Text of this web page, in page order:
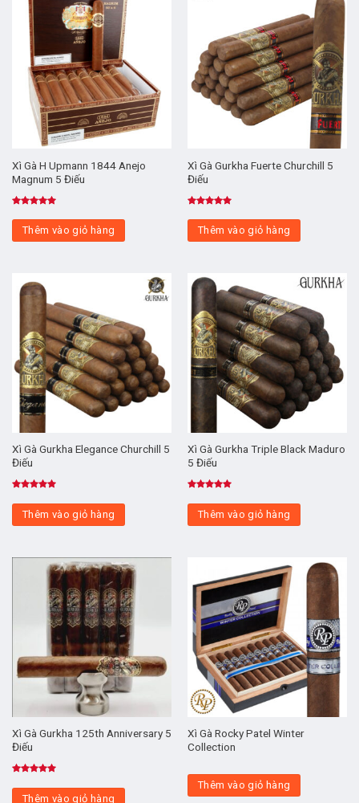
Xì Gà H Upmann 1844 Anejo
Magnum 5 Điếu
hạng5.00
5 sao
Thêm vào giỏ hàng
Xì Gà Gurkha Fuerte Churchill 5
Điếu
hạng5.00
5 sao
Thêm vào giỏ hàng
Xì Gà Gurkha Elegance Churchill 5
Điếu
hạng5.00
5 sao
Thêm vào giỏ hàng
Xì Gà Gurkha Triple Black Maduro
5 Điếu
hạng5.00
5 sao
Thêm vào giỏ hàng
Xì Gà Gurkha 125th Anniversary 5
Điếu
hạng5.00
5 sao
Thêm vào giỏ hàng
Xì Gà Rocky Patel Winter
Collection
Thêm vào giỏ hàng